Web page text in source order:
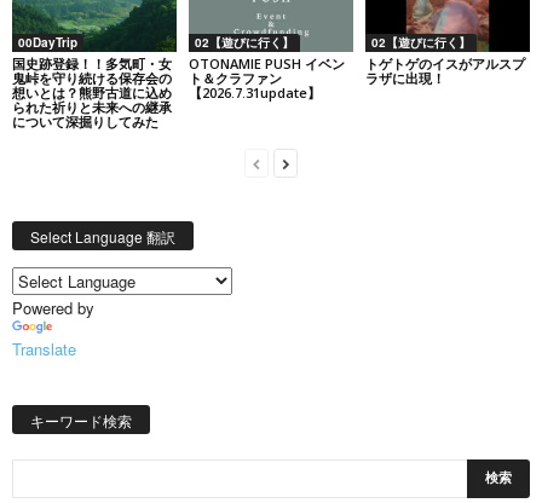
00DayTrip
国史跡登録！！多気町・女
鬼峠を守り続ける保存会の
想いとは？熊野古道に込め
られた祈りと未来への継承
について深掘りしてみた
02【遊びに行く】
OTONAMIE PUSH イベン
ト＆クラファン
【2026.7.31update】
02【遊びに行く】
トゲトゲのイスがアルスプ
ラザに出現！
Select Language 翻訳
Powered by
Translate
キーワード検索